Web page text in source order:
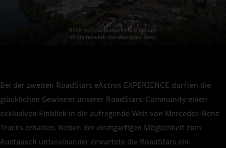
Bei der zweiten RoadStars eActros EXPERIENCE durften die
glücklichen Gewinner unserer RoadStars-Community einen
exklusiven Einblick in die aufregende Welt von Mercedes-Benz
Trucks erhalten. Neben der einzigartigen Möglichkeit zum
Austausch untereinander erwartete die RoadStars ein